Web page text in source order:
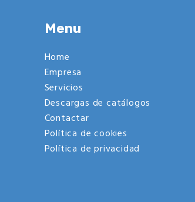
Menu
Home
Empresa
Servicios
Descargas de catálogos
Contactar
Política de cookies
Política de privacidad